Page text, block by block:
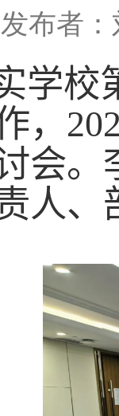
发布者：
学校
，
会。
人、